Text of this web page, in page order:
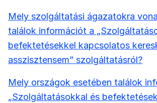
Mely szolgáltatási ágazatokra
találok információt a
befektetésekkel kapcsolatos
asszisztensem” szolgáltatásról?
Mely országok esetében találok
„Szolgáltatásokkal és